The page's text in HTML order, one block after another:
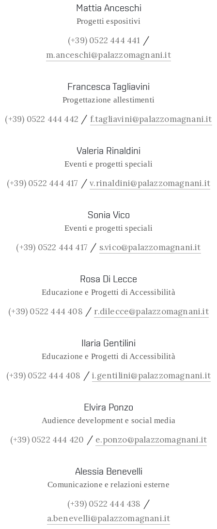
Mattia Anceschi
Progetti espositivi
(+39) 0522 444 441 /
m.anceschi@palazzomagnani.it
Francesca Tagliavini
Progettazione allestimenti
(+39) 0522 444 442 / f.tagliavini@palazzomagnani.it
Valeria Rinaldini
Eventi e progetti speciali
(+39) 0522 444 417 / v.rinaldini@palazzomagnani.it
Sonia Vico
Eventi e progetti speciali
(+39) 0522 444 417 / s.vico@palazzomagnani.it
Rosa Di Lecce
Educazione e Progetti di Accessibilità
(+39) 0522 444 408 / r.dilecce@palazzomagnani.it
Ilaria Gentilini
Educazione e Progetti di Accessibilità
(+39) 0522 444 408 / i.gentilini@palazzomagnani.it
Elvira Ponzo
Audience development e social media
(+39) 0522 444 420 / e.ponzo@palazzomagnani.it
Alessia Benevelli
Comunicazione e relazioni esterne
(+39) 0522 444 438 /
a.benevelli@palazzomagnani.it